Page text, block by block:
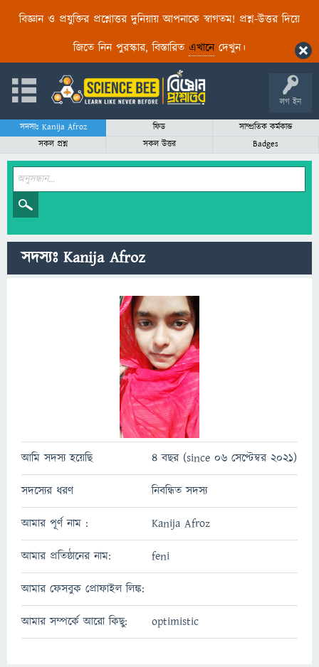
বিজ্ঞান ও প্রযুক্তির প্রশ্নোত্তর দুনিয়ায় আপনাকে স্বাগতম! প্রশ্ন-উত্তর দিয়ে
জিতে নিন পুরস্কার, বিস্তারিত এখানেদেখুন।
লগ ইন
সদস্যঃ Kanija Afroz ফিড
সাম্প্রতিক কর্মকান্ড
সকল প্রশ্ন
সকল উত্তর Badges
সদস্যঃ Kanija Afroz
আমি সদস্য হয়েছি 4 বছর (since 06 সেপ্টেম্বর 2021)
সদস্যের ধরণ নিবন্ধিত সদস্য
আমার পূর্ণ নাম : Kanija Afroz
আমার প্রতিষ্ঠানের নাম: feni
আমার ফেসবুক প্রোফাইল লিঙ্ক:
আমার সম্পর্কে আরো কিছু: optimistic